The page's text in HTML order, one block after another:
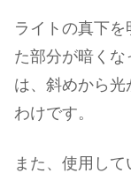
ライトの真下
た部分が暗くな
は、斜めから光
わけです。
また、使用し